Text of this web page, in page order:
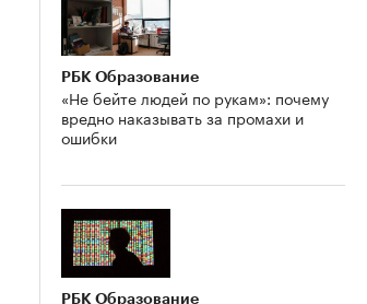
РБК Образование
«Не бейте людей по рукам»: почему
вредно наказывать за промахи и
ошибки
РБК Образование